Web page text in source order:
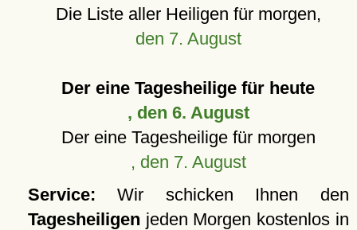
Die Liste aller Heiligen für morgen,
den 7. August
Der eine Tagesheilige für heute
, den 6. August
Der eine Tagesheilige für morgen
, den 7. August
Service: Wir schicken Ihnen den
Tagesheiligen jeden Morgen kostenlos in